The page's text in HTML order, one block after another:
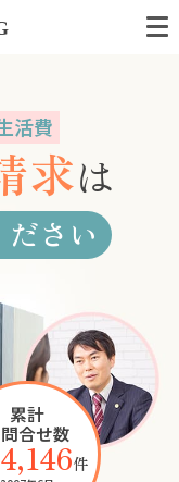
活費
求は
さい
累計
合せ数
件